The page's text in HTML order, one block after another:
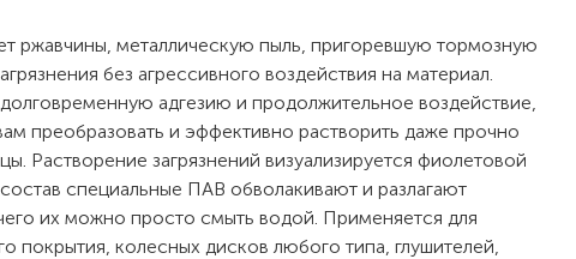
ржавчины, металлическую пыль, пригоревшую тормозную
без агрессивного воздействия на материал.
адгезию и продолжительное воздействие,
преобразовать и эффективно растворить даже прочно
Растворение загрязнений визуализируется фиолетовой
специальные ПАВ обволакивают и разлагают
их можно просто смыть водой. Применяется для
покрытия, колесных дисков любого типа, глушителей,